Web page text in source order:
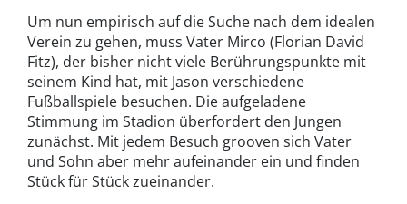
Um nun empirisch auf die Suche nach dem idealen
Verein zu gehen, muss Vater Mirco (Florian David
Fitz), der bisher nicht viele Berührungspunkte mit
seinem Kind hat, mit Jason verschiedene
Fußballspiele besuchen. Die aufgeladene
Stimmung im Stadion überfordert den Jungen
zunächst. Mit jedem Besuch grooven sich Vater
und Sohn aber mehr aufeinander ein und finden
Stück für Stück zueinander.